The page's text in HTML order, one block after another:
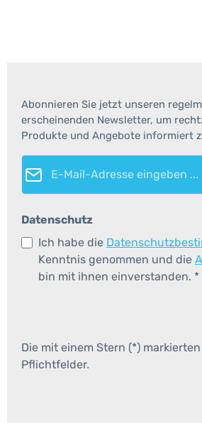
Abonnieren Sie jetzt unseren
erscheinenden Newsletter, um
Produkte und Angebote informiert
E-Mail-Adresse*
Datenschutz
Ich habe die
Kenntnis genommen und die
bin mit ihnen einverstanden. *
Die mit einem Stern (*)
Pflichtfelder.